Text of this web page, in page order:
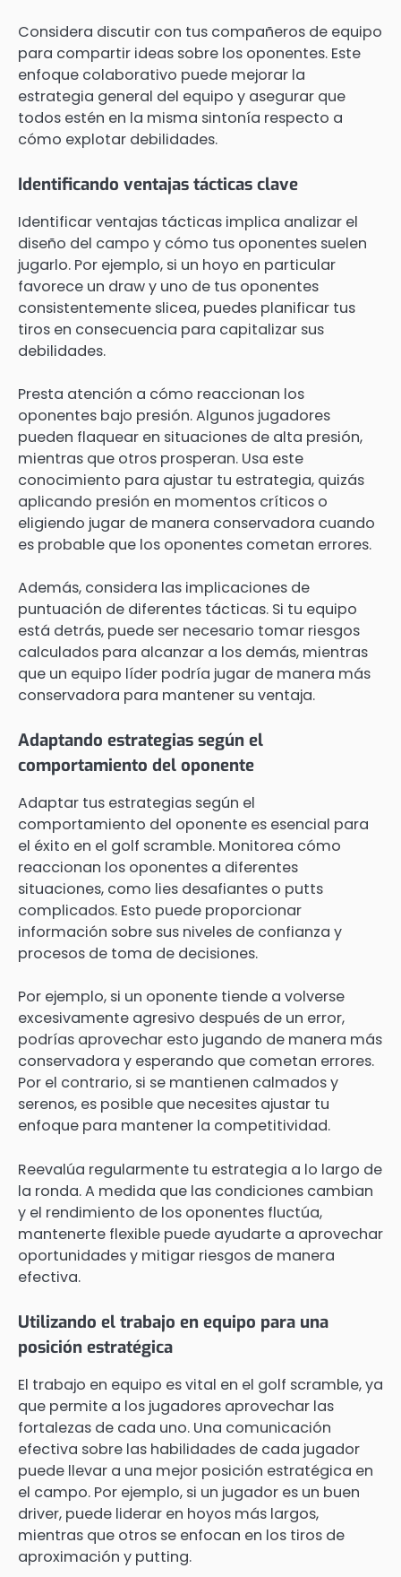
Considera discutir con tus compañeros de equipo
para compartir ideas sobre los oponentes. Este
enfoque colaborativo puede mejorar la
estrategia general del equipo y asegurar que
todos estén en la misma sintonía respecto a
cómo explotar debilidades.
Identificando ventajas tácticas clave
Identificar ventajas tácticas implica analizar el
diseño del campo y cómo tus oponentes suelen
jugarlo. Por ejemplo, si un hoyo en particular
favorece un draw y uno de tus oponentes
consistentemente slicea, puedes planificar tus
tiros en consecuencia para capitalizar sus
debilidades.
Presta atención a cómo reaccionan los
oponentes bajo presión. Algunos jugadores
pueden flaquear en situaciones de alta presión,
mientras que otros prosperan. Usa este
conocimiento para ajustar tu estrategia, quizás
aplicando presión en momentos críticos o
eligiendo jugar de manera conservadora cuando
es probable que los oponentes cometan errores.
Además, considera las implicaciones de
puntuación de diferentes tácticas. Si tu equipo
está detrás, puede ser necesario tomar riesgos
calculados para alcanzar a los demás, mientras
que un equipo líder podría jugar de manera más
conservadora para mantener su ventaja.
Adaptando estrategias según el
comportamiento del oponente
Adaptar tus estrategias según el
comportamiento del oponente es esencial para
el éxito en el golf scramble. Monitorea cómo
reaccionan los oponentes a diferentes
situaciones, como lies desafiantes o putts
complicados. Esto puede proporcionar
información sobre sus niveles de confianza y
procesos de toma de decisiones.
Por ejemplo, si un oponente tiende a volverse
excesivamente agresivo después de un error,
podrías aprovechar esto jugando de manera más
conservadora y esperando que cometan errores.
Por el contrario, si se mantienen calmados y
serenos, es posible que necesites ajustar tu
enfoque para mantener la competitividad.
Reevalúa regularmente tu estrategia a lo largo de
la ronda. A medida que las condiciones cambian
y el rendimiento de los oponentes fluctúa,
mantenerte flexible puede ayudarte a aprovechar
oportunidades y mitigar riesgos de manera
efectiva.
Utilizando el trabajo en equipo para una
posición estratégica
El trabajo en equipo es vital en el golf scramble, ya
que permite a los jugadores aprovechar las
fortalezas de cada uno. Una comunicación
efectiva sobre las habilidades de cada jugador
puede llevar a una mejor posición estratégica en
el campo. Por ejemplo, si un jugador es un buen
driver, puede liderar en hoyos más largos,
mientras que otros se enfocan en los tiros de
aproximación y putting.